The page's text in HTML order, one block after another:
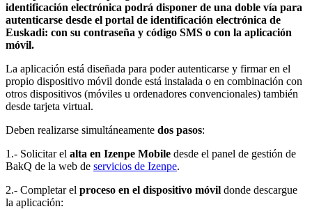
identificación electrónica podrá disponer de una doble vía para
autenticarse desde el portal de identificación electrónica de
Euskadi: con su contraseña y código SMS o con la aplicación
móvil.
La aplicación está diseñada para poder autenticarse y firmar en el
propio dispositivo móvil donde está instalada o en combinación con
otros dispositivos (móviles u ordenadores convencionales) también
desde tarjeta virtual.
Deben realizarse simultáneamente dos pasos:
1.- Solicitar el alta en Izenpe Mobile desde el panel de gestión de
BakQ de la web de servicios de Izenpe.
2.- Completar el proceso en el dispositivo móvil donde descargue
la aplicación: